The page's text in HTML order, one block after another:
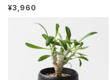
EANUTS ROO-shopper mid 84
ド.ピーナッツ-0P 3Dグラス
¥3,960